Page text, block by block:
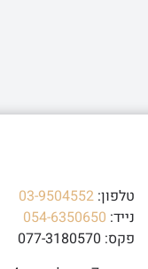
טלפון: 03-9504552
נייד: 054-6350650
פקס: 077-3180570